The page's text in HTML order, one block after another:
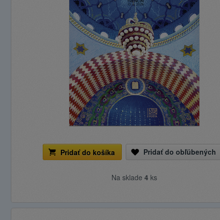
Pridať do košíka Pridať do obľúbených
Na sklade 4ks